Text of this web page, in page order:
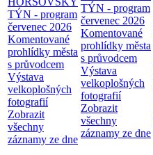
TÝN - program
červenec 2026
Komentované
prohlídky města
s průvodcem
Výstava
velkoplošných
fotografií
Zobrazit
všechny
záznamy ze dne
TÝN - program
červenec 2026
Komentované
prohlídky města
s průvodcem
Výstava
velkoplošných
fotografií
Zobrazit
všechny
záznamy ze dne